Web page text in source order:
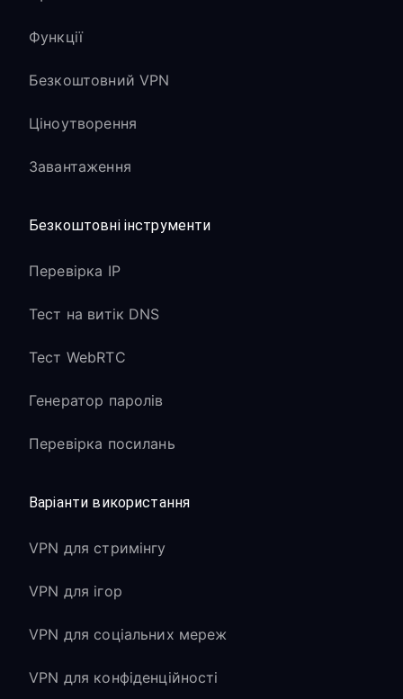
Функції
Безкоштовний VPN
Ціноутворення
Завантаження
Безкоштовні інструменти
Перевірка IP
Тест на витік DNS
Тест WebRTC
Генератор паролів
Перевірка посилань
Варіанти використання
VPN для стримінгу
VPN для ігор
VPN для соціальних мереж
VPN для конфіденційності